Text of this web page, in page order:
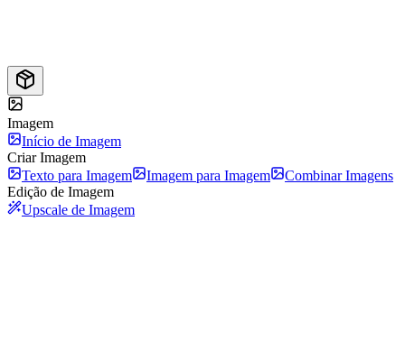
Imagem
Início de Imagem
Criar Imagem
Texto para Imagem
Imagem para Imagem
Combinar Imagens
Edição de Imagem
Upscale de Imagem